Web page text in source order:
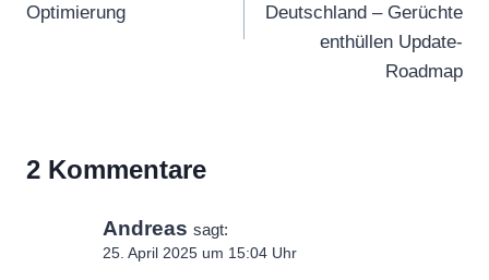
Optimierung
Deutschland – Gerüchte
enthüllen Update-
Roadmap
2 Kommentare
Andreas sagt:
25. April 2025 um 15:04 Uhr